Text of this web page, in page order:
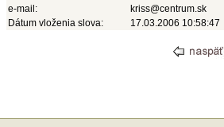
e-mail:
kriss@centrum.sk
Dátum vloženia slova:
17.03.2006 10:58:47